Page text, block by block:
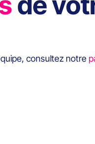
consultez notre